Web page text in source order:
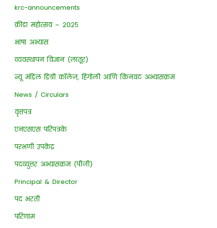
krc-announcements
क्रीडा महोत्सव – २०२५
भाषा अभ्यास
व्यवस्थापन विज्ञान (लातूर)
न्यू मॉडेल डिग्री कॉलेज, हिंगोली आणि किनवट अभ्यासक्रम
News / Circulars
वृत्तपत्र
एनएसएस परिपत्रके
परभणी उपकेंद्र
पदव्युत्तर अभ्यासक्रम (पीजी)
Principal & Director
पद भरती
परिणाम